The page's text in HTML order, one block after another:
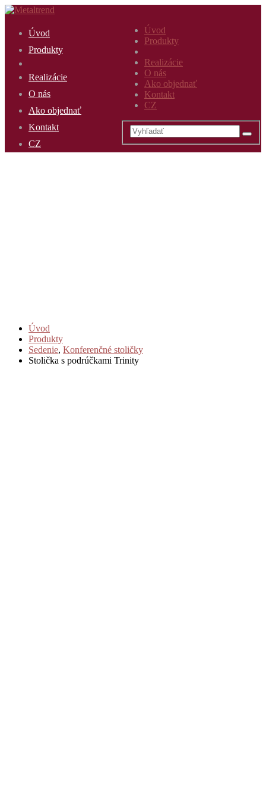
Úvod
Produkty
Realizácie
O nás
Ako objednať
Kontakt
CZ
Úvod
Produkty
Realizácie
O nás
Ako objednať
Kontakt
CZ
Úvod
Produkty
Sedenie, Konferenčné stoličky
Stolička s podrúčkami Trinity